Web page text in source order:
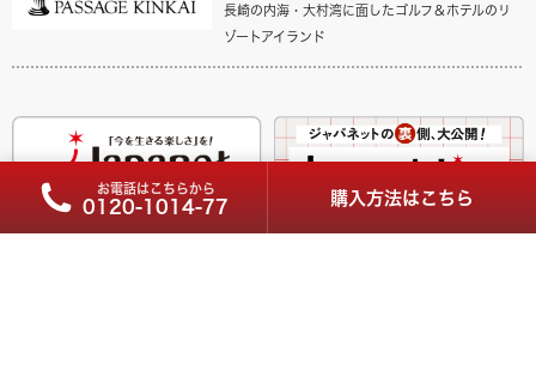
お電話はこちらから
0120-1014-77 購入方法はこちら
長崎の内海・大村湾に面したゴルフ＆ホテルのリ
ゾートアイランド